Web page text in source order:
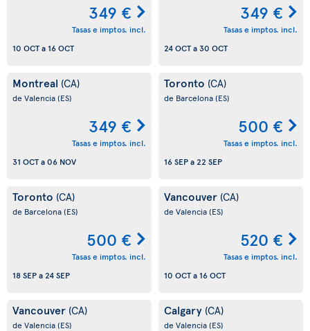
349 €
Tasas e imptos. incl.
10 OCTa 16 OCT
349 €
Tasas e imptos. incl.
24 OCTa 30 OCT
Montreal (CA)
de Valencia(ES)
349 €
Tasas e imptos. incl.
31 OCTa06 NOV
Toronto (CA)
de Barcelona(ES)
500 €
Tasas e imptos. incl.
16 SEPa22 SEP
Toronto (CA)
de Barcelona(ES)
500 €
Tasas e imptos. incl.
18 SEPa24 SEP
Vancouver (CA)
de Valencia(ES)
520 €
Tasas e imptos. incl.
10 OCTa 16 OCT
Vancouver (CA)
de Valencia(ES)
Calgary (CA)
de Valencia(ES)